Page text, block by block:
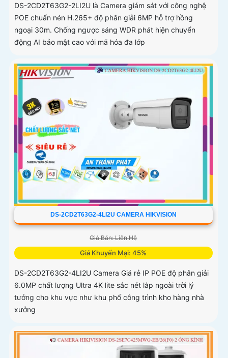
DS-2CD2T63G2-2LI2U là Camera giám sát với công nghệ
POE chuẩn nén H.265+ độ phân giải 6MP hỗ trợ hồng
ngoại 30m. Chống ngược sáng WDR phát hiện chuyển
động AI bảo mật cao với mã hóa đa lớp
DS-2CD2T63G2-4LI2U CAMERA HIKVISION
Giá Bán: Liên Hệ
Giá Khuyến Mại: 45%
DS-2CD2T63G2-4LI2U Camera Giá rẻ IP POE độ phân giải
6.0MP chất lượng Ultra 4K lite sắc nét lắp ngoài trời lý
tưởng cho khu vực như khu phố công trình kho hàng nhà
xưởng